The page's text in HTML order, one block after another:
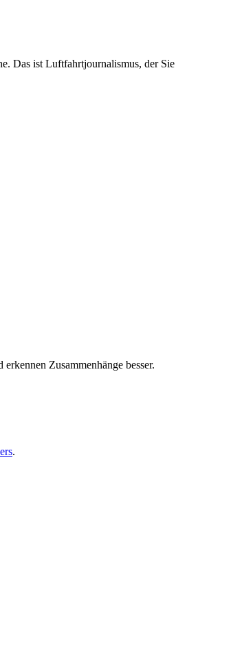
Das ist Luftfahrtjournalismus, der Sie
Zusammenhänge besser.
.